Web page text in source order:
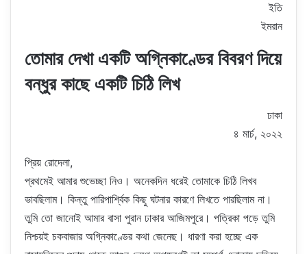
ইতি
ইমরান
তোমার দেখা একটি অগ্নিকাণ্ডের বিবরণ দিয়ে
বন্ধুর কাছে একটি চিঠি লিখ
ঢাকা
৪ মার্চ, ২০২২
প্রিয় রোদেলা,
প্রথমেই আমার শুভেচ্ছা নিও। অনেকদিন ধরেই তোমাকে চিঠি লিখব
ভাবছিলাম। কিন্তু পারিপার্শ্বিক কিছু ঘটনার কারণে লিখতে পারছিলাম না।
তুমি তো জানোই আমার বাসা পুরান ঢাকার আজিমপুরে। পত্রিকা পড়ে তুমি
নিশ্চয়ই চকবাজার অগ্নিকাণ্ডের কথা জেনেছ। ধারণা করা হচ্ছে এক